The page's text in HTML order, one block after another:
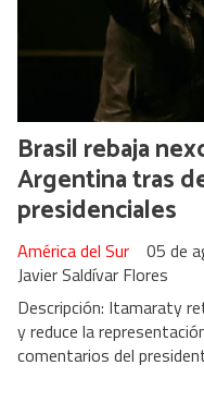
Brasil rebaja
Argentina tras
presidenciales
Javier Saldívar Flores
América del Sur 05 de
Descripción: Itamaraty
y reduce la
comentarios del